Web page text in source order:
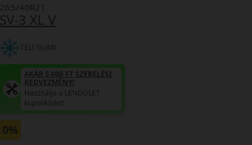
SV-3 XL V
265/40R21
TÉLI GUMI
AKÁR 5.000 FT SZERELÉSI
KEDVEZMÉNY!
Használja a LENDÜLET
kuponkódot!
0%